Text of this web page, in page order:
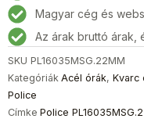
Magyar cég és
Az árak bruttó árak,
SKU PL16035MSG.22MM
Kategóriák Acél órák, Kvarc
Police
Címke Police